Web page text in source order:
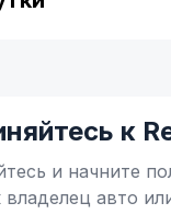
к
и начните
владелец авто